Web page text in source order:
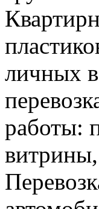
личных
работы: